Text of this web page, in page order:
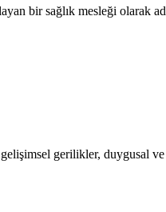
bir sağlık mesleği olarak
gerilikler, duygusal